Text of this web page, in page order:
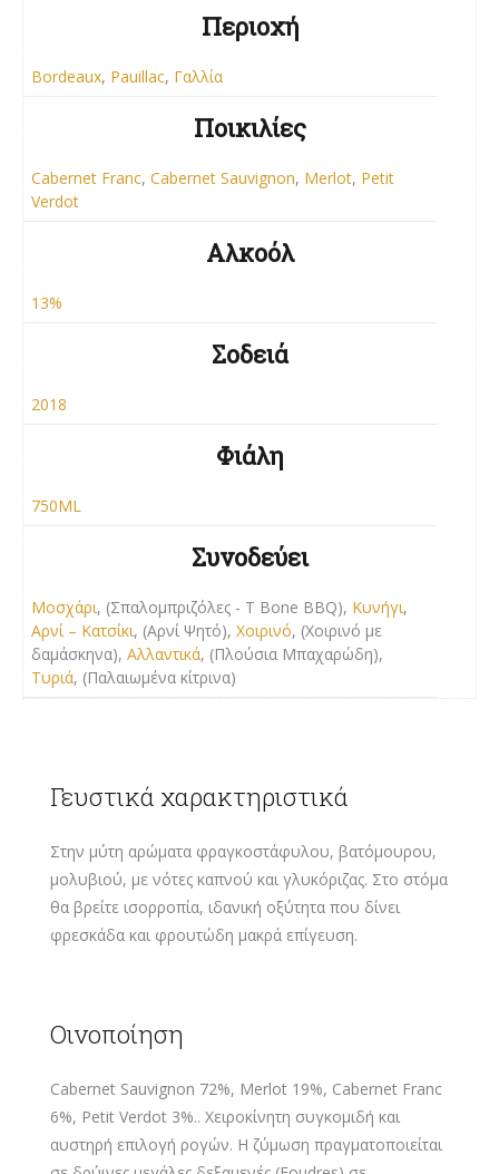
Περιοχή
Bordeaux, Pauillac, Γαλλία
Ποικιλίες
Cabernet Franc, Cabernet Sauvignon, Merlot, Petit
Verdot
Αλκοόλ
13%
Σοδειά
2018
Φιάλη
750ML
Συνοδεύει
Μοσχάρι, (Σπαλομπριζόλες - T Bone BBQ), Κυνήγι,
Αρνί – Κατσίκι, (Αρνί Ψητό), Χοιρινό, (Χοιρινό με
δαμάσκηνα), Αλλαντικά, (Πλούσια Μπαχαρώδη),
Τυριά, (Παλαιωμένα κίτρινα)
Γευστικά χαρακτηριστικά
Στην μύτη αρώματα φραγκοστάφυλου, βατόμουρου,
μολυβιού, με νότες καπνού και γλυκόριζας. Στο στόμα
θα βρείτε ισορροπία, ιδανική οξύτητα που δίνει
φρεσκάδα και φρουτώδη μακρά επίγευση.
Οινοποίηση
Cabernet Sauvignon 72%, Merlot 19%, Cabernet Franc
6%, Petit Verdot 3%.. Χειροκίνητη συγκομιδή και
αυστηρή επιλογή ρογών. Η ζύμωση πραγματοποιείται